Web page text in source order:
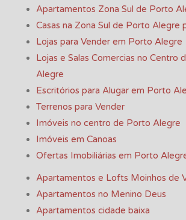
Apartamentos Zona Sul de Porto
Casas na Zona Sul de Porto Alegre
Lojas para Vender em Porto Alegre
Lojas e Salas Comercias no Centro
Alegre
Escritórios para Alugar em Porto
Terrenos para Vender
Imóveis no centro de Porto Alegre
Imóveis em Canoas
Ofertas Imobiliárias em Porto
Apartamentos e Lofts Moinhos de
Apartamentos no Menino Deus
Apartamentos cidade baixa